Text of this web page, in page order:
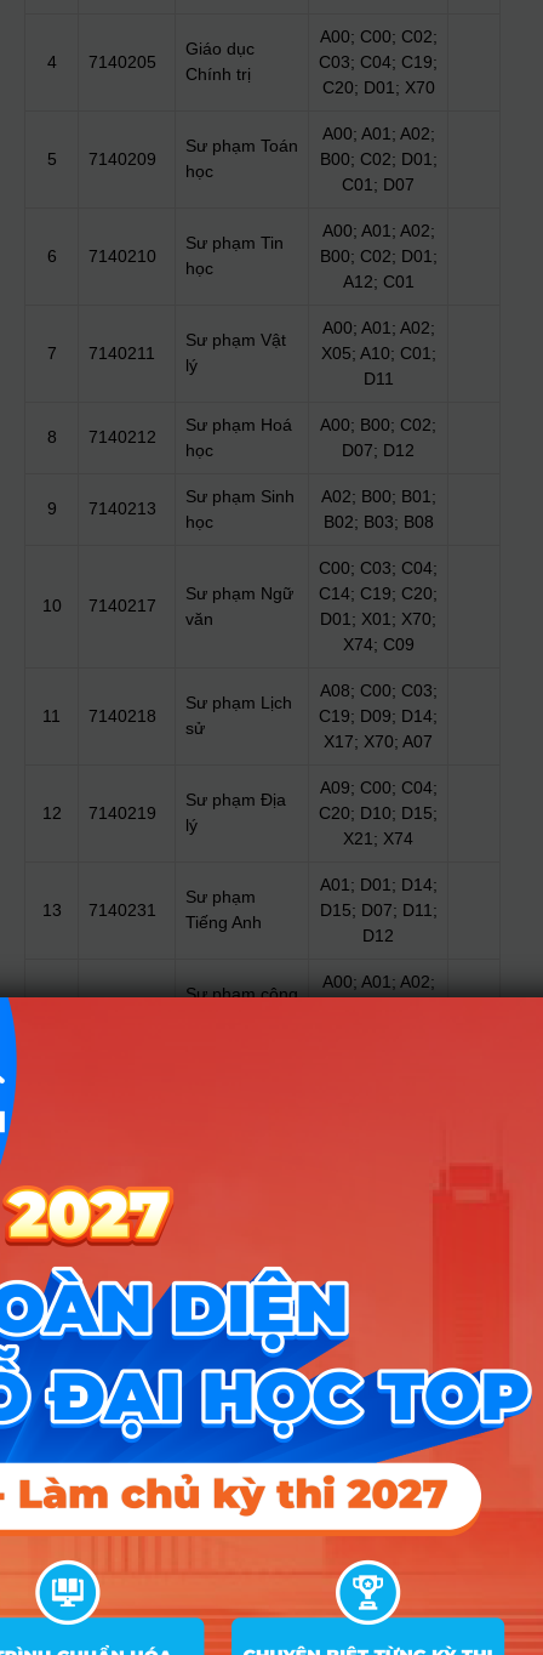
4 7140205
Giáo dục
Chính trị
A00; C00; C02;
C03; C04; C19;
C20; D01; X70
5 7140209
Sư phạm Toán
học
A00; A01; A02;
B00; C02; D01;
C01; D07
6 7140210
Sư phạm Tin
học
A00; A01; A02;
B00; C02; D01;
A12; C01
7 7140211
Sư phạm Vật
lý
A00; A01; A02;
X05; A10; C01;
D11
8 7140212
Sư phạm Hoá
học
A00; B00; C02;
D07; D12
9 7140213
Sư phạm Sinh
học
A02; B00; B01;
B02; B03; B08
10 7140217
Sư phạm Ngữ
văn
C00; C03; C04;
C14; C19; C20;
D01; X01; X70;
X74; C09
11 7140218
Sư phạm Lịch
sử
A08; C00; C03;
C19; D09; D14;
X17; X70; A07
12 7140219
Sư phạm Địa
lý
A09; C00; C04;
C20; D10; D15;
X21; X74
13 7140231
Sư phạm
Tiếng Anh
A01; D01; D14;
D15; D07; D11;
D12
Sư phạm công
A00; A01; A02;
16 7220201
17 7229030 Văn học
C00; C03; C04;
C14; C19; C20;
D01; X01; X70;
X74; C09
7310101
A00; A01; C02;
C03; C04; C14;
D01; X01; C01
Quản trị kinh
D01; X01; C01
7340115
A00; A01; C02;